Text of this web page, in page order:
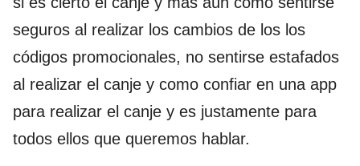
seguros al realizar los cambios de los los
códigos promocionales, no sentirse estafados
al realizar el canje y como confiar en una app
para realizar el canje y es justamente para
todos ellos que queremos hablar.